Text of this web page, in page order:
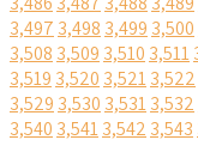
3,497 3,498 3,499 3,500
3,508 3,509 3,510 3,511
3,519 3,520 3,5213,522
3,529 3,530 3,5313,532
3,540 3,5413,542 3,543